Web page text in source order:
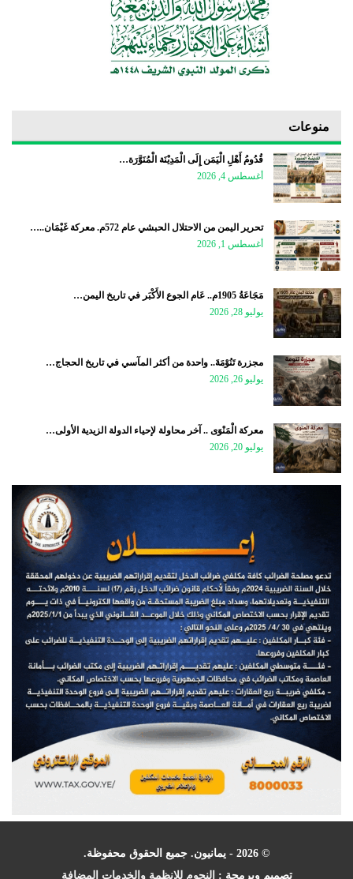
منوعات
قُدُومُ أَهْلِ الْيَمَن إِلَى الْمَدِيْنَة الْمُنَوَّرَة…
أغسطس 4, 2026
تحرير اليمن من الاحتلال الحبشي عام 572م. معركة غَيْمَان..…
أغسطس 1, 2026
مَجَاعَةُ 1905م.. عَام الجوع الأَكْبَر في تاريخ اليمن…
يوليو 28, 2026
مجزرة تَنُوْمَةَ.. واحدة من أكثر المآسي في تاريخ الحجاج…
يوليو 26, 2026
معركة الْمَنْوَى .. آخر محاولة لإحياء الدولة الزيدية الأولى…
يوليو 20, 2026
© 2026 - يمانيون. جميع الحقوق محفوظة.
تصميم وبرمجة : النجوم للانظمة والخدمات المضافة